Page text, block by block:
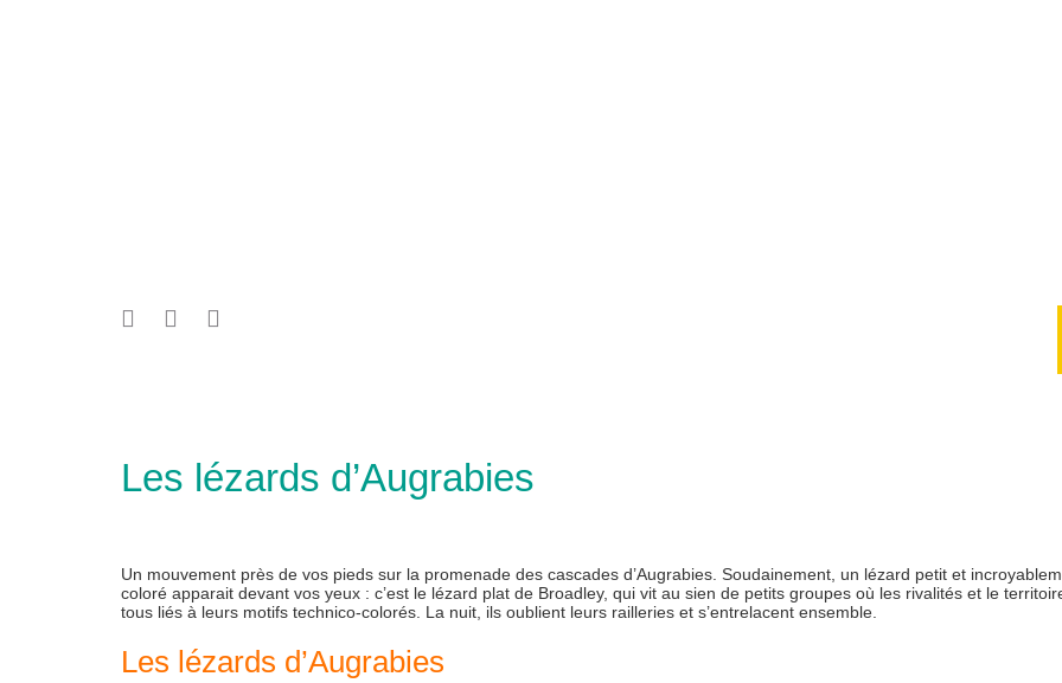
Les lézards d’Augrabies
Un mouvement près de vos pieds sur la promenade des cascades d’Augrabies. Soudainement, un lézard petit et
coloré apparait devant vos yeux : c’est le lézard plat de Broadley, qui vit au sien de petits groupes où les rivalités et le
tous liés à leurs motifs technico-colorés. La nuit, ils oublient leurs railleries et s’entrelacent ensemble.
Les lézards d’Augrabies